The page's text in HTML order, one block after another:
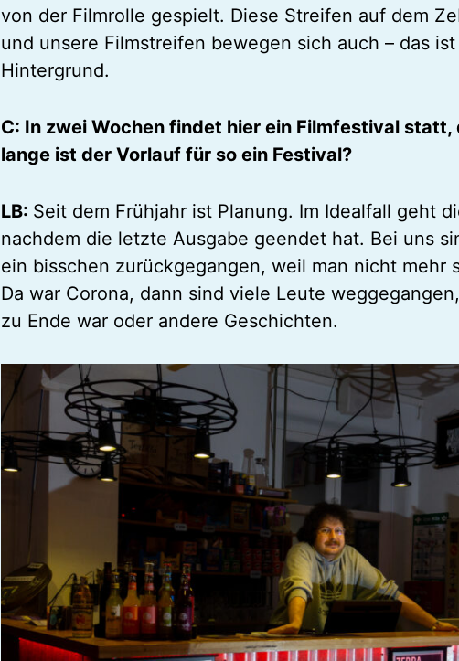
von der Filmrolle gespielt. Diese Streifen auf dem
und unsere Filmstreifen bewegen sich auch – das
Hintergrund.
C: In zwei Wochen findet hier ein Filmfestival statt,
lange ist der Vorlauf für so ein Festival?
LB: Seit dem Frühjahr ist Planung. Im Idealfall geht
nachdem die letzte Ausgabe geendet hat. Bei uns
ein bisschen zurückgegangen, weil man nicht mehr
Da war Corona, dann sind viele Leute
zu Ende war oder andere Geschichten.